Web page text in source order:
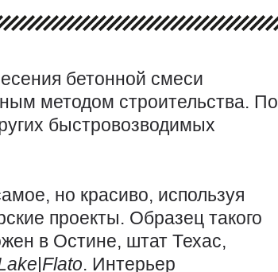
бетонной смеси
методом строительства. По
быстровозводимых
но красиво, используя
проекты. Образец такого
в Остине, штат Техас,
|Flato. Интерьер